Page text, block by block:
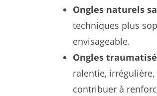
Ongles naturels
techniques plus
envisageable.
Ongles
ralentie,
contribuer à